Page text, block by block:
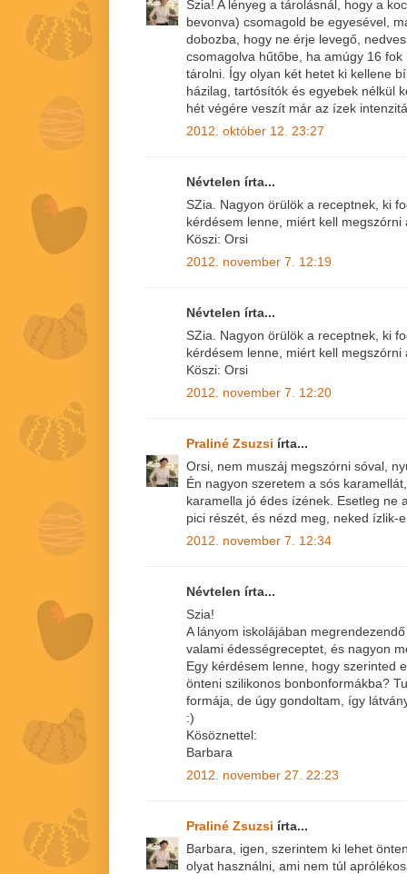
Szia! A lényeg a tárolásnál, hogy a
bevonva) csomagold be egyesével,
dobozba, hogy ne érje levegő,
csomagolva hűtőbe, ha amúgy 16
tárolni. Így olyan két hetet ki kellene
házilag, tartósítók és egyebek nélkül
hét végére veszít már az ízek
2012. október 12. 23:27
Névtelen írta...
SZia. Nagyon örülök a receptnek, ki
kérdésem lenne, miért kell megszórni
Köszi: Orsi
2012. november 7. 12:19
Névtelen írta...
SZia. Nagyon örülök a receptnek, ki
kérdésem lenne, miért kell megszórni
Köszi: Orsi
2012. november 7. 12:20
Praliné Zsuzsi írta...
Orsi, nem muszáj megszórni sóval,
Én nagyon szeretem a sós
karamella jó édes ízének. Esetleg ne
pici részét, és nézd meg, neked ízlik-
2012. november 7. 12:34
Névtelen írta...
Szia!
A lányom iskolájában
valami édességreceptet, és nagyon
Egy kérdésem lenne, hogy szerinted
önteni szilikonos bonbonformákba?
formája, de úgy gondoltam, így
:)
Kösöznettel:
Barbara
2012. november 27. 22:23
Praliné Zsuzsi írta...
Barbara, igen, szerintem ki lehet
olyat használni, ami nem túl